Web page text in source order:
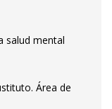
salud mental
Área de